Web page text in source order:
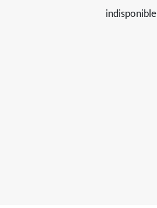
indisponible